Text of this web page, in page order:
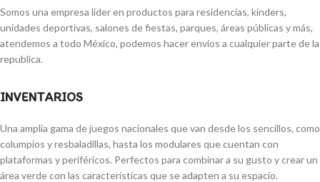
Somos una empresa lider en productos para residencias, kinders,
unidades deportivas, salones de fiestas, parques, áreas públicas y más,
atendemos a todo México, podemos hacer envíos a cualquier parte de la
republica.
INVENTARIOS
Una amplia gama de juegos nacionales que van desde los sencillos, como
columpios y resbaladillas, hasta los modulares que cuentan con
plataformas y periféricos. Perfectos para combinar a su gusto y crear un
área verde con las características que se adapten a su espacio.